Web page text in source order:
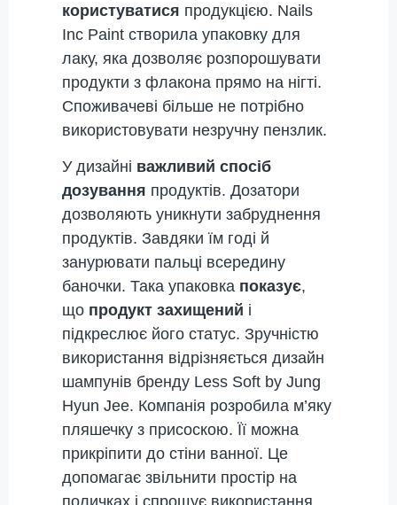
користуватися продукцією. Nails
Inc Paint створила упаковку для
лаку, яка дозволяє розпорошувати
продукти з флакона прямо на нігті.
Споживачеві більше не потрібно
використовувати незручну пензлик.
У дизайні важливий спосіб
дозування продуктів. Дозатори
дозволяють уникнути забруднення
продуктів. Завдяки їм годі й
занурювати пальці всередину
баночки. Така упаковка показує,
що продукт захищений і
підкреслює його статус. Зручністю
використання відрізняється дизайн
шампунів бренду Less Soft by Jung
Hyun Jee. Компанія розробила м’яку
пляшечку з присоскою. Її можна
прикріпити до стіни ванної. Це
допомагає звільнити простір на